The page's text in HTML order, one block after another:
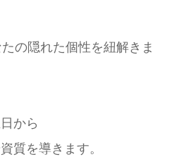
の隠れた個性を紐解きま
から
質を導きます。